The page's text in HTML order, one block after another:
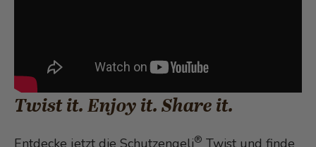
Twist it. Enjoy it. Share it.
Entdecke jetzt die Schutzengeli® Twist und finde